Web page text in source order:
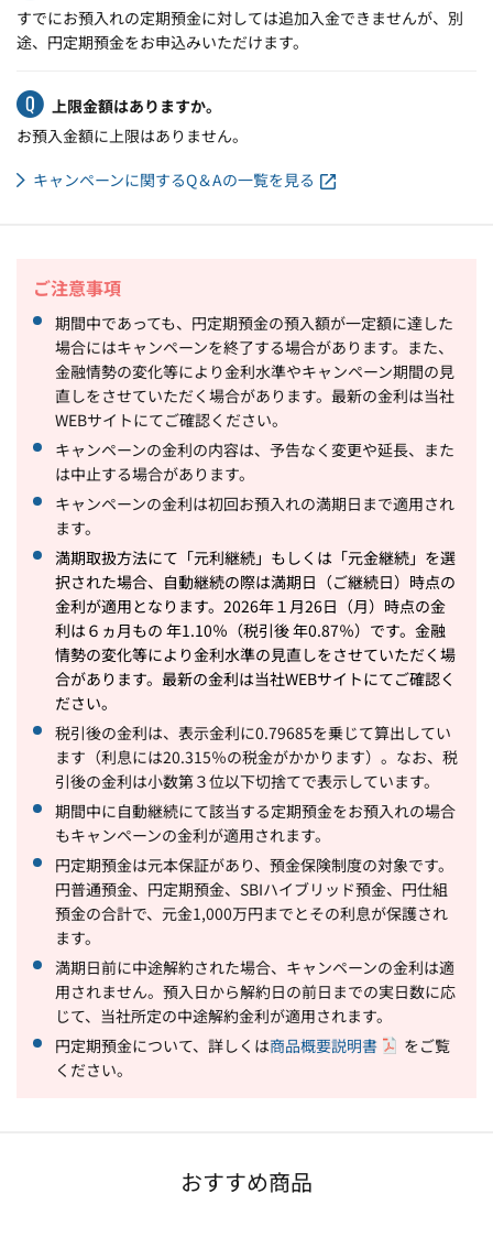
すでにお預入れの定期預金に対しては追加入金できませんが、別
途、円定期預金をお申込みいただけます。
上限金額はありますか。
お預入金額に上限はありません。
キャンペーンに関するQ＆Aの一覧を見る
ご注意事項
期間中であっても、円定期預金の預入額が一定額に達した
場合にはキャンペーンを終了する場合があります。また、
金融情勢の変化等により金利水準やキャンペーン期間の見
直しをさせていただく場合があります。最新の金利は当社
WEBサイトにてご確認ください。
キャンペーンの金利の内容は、予告なく変更や延長、また
は中止する場合があります。
キャンペーンの金利は初回お預入れの満期日まで適用され
ます。
満期取扱方法にて「元利継続」もしくは「元金継続」を選
択された場合、自動継続の際は満期日（ご継続日）時点の
金利が適用となります。2026年１月26日（月）時点の金
利は６ヵ月もの 年1.10％（税引後 年0.87％）です。金融
情勢の変化等により金利水準の見直しをさせていただく場
合があります。最新の金利は当社WEBサイトにてご確認く
ださい。
税引後の金利は、表示金利に0.79685を乗じて算出してい
ます（利息には20.315％の税金がかかります）。なお、税
引後の金利は小数第３位以下切捨てで表示しています。
期間中に自動継続にて該当する定期預金をお預入れの場合
もキャンペーンの金利が適用されます。
円定期預金は元本保証があり、預金保険制度の対象です。
円普通預金、円定期預金、SBIハイブリッド預金、円仕組
預金の合計で、元金1,000万円までとその利息が保護され
ます。
満期日前に中途解約された場合、キャンペーンの金利は適
用されません。預入日から解約日の前日までの実日数に応
じて、当社所定の中途解約金利が適用されます。
円定期預金について、詳しくは商品概要説明書
をご覧
ください。
おすすめ商品